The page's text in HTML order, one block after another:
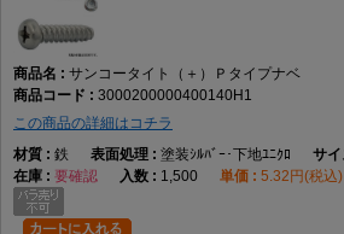
サンコータイト（＋）Ｐタイプナベ
3000200000400140H1
この商品の詳細はコチラ
鉄
塗装ｼﾙﾊﾞｰ･下地ﾕﾆｸﾛ
要確認
1,500 5.32円(税込)